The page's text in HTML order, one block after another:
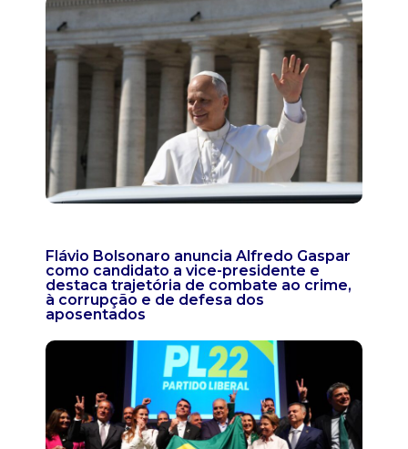
Flávio Bolsonaro anuncia Alfredo Gaspar
como candidato a vice-presidente e
destaca trajetória de combate ao crime,
à corrupção e de defesa dos
aposentados